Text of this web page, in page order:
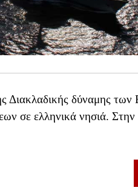
Διακλαδικής δύναμης
σε ελληνικά νησιά.